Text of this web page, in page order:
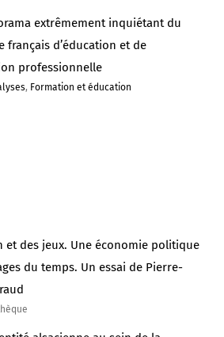
extrêmement inquiétant du
français d’éducation et de
professionnelle
, Formation et éducation
et des jeux. Une économie politique
du temps. Un essai de Pierre-